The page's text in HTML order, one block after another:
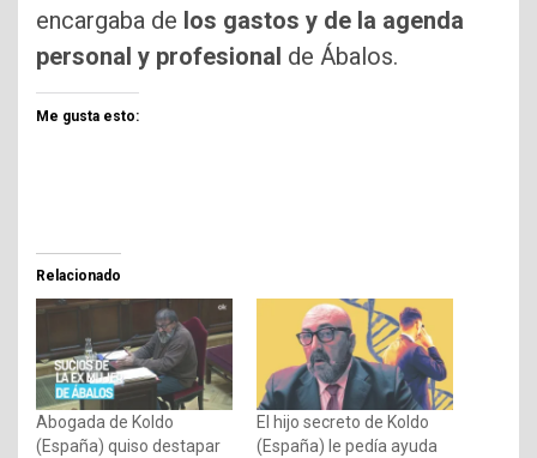
encargaba de los gastos y de la agenda
personal y profesional de Ábalos.
Me gusta esto:
Relacionado
Abogada de Koldo
(España) quiso destapar
El hijo secreto de Koldo
(España) le pedía ayuda